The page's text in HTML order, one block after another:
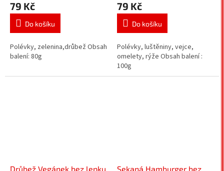
79 Kč
Do košíku
Polévky, zelenina,drůbež Obsah
balení: 80g
79 Kč
Do košíku
Polévky, luštěniny, vejce,
omelety, rýže Obsah balení :
100g
Drůbež Vegánek bez lepku
Sekaná Hamburger bez